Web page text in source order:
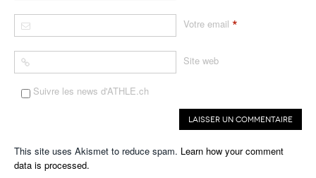
Votre email *
Site web
Suivre les news d'ATHLE.ch
This site uses Akismet to reduce spam. Learn how your comment
data is processed.